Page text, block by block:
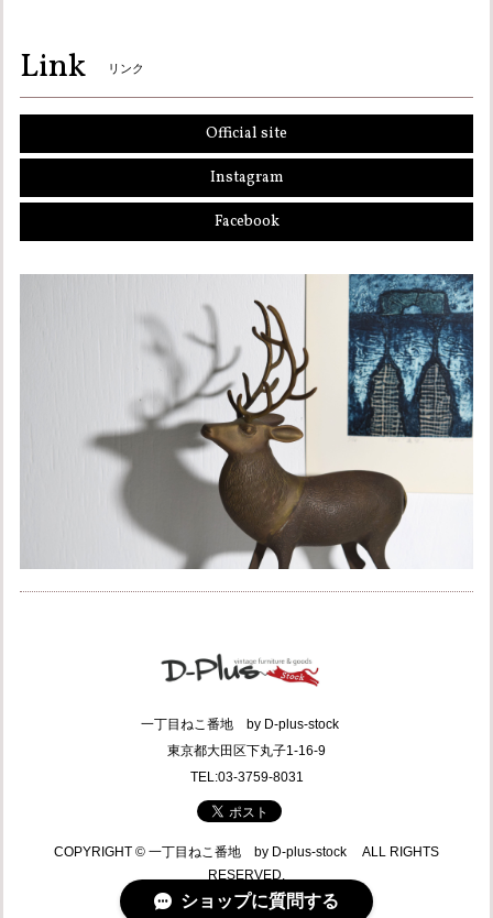
Link リンク
Official site
Instagram
Facebook
一丁目ねこ番地 by D-plus-stock
東京都大田区下丸子1-16-9
TEL:03-3759-8031
COPYRIGHT © 一丁目ねこ番地 by D-plus-stock ALL RIGHTS
RESERVED.
ショップに質問する